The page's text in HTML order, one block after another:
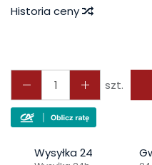
Historia ceny
szt.
Wysyłka 24